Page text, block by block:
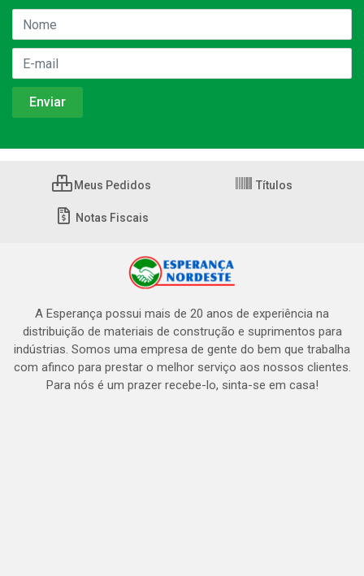
Meus Pedidos Títulos
Notas Fiscais
A Esperança possui mais de 20 anos de experiência na
distribuição de materiais de construção e suprimentos para
indústrias. Somos uma empresa de gente do bem que trabalha
com afinco para prestar o melhor serviço aos nossos clientes.
Para nós é um prazer recebe-lo, sinta-se em casa!